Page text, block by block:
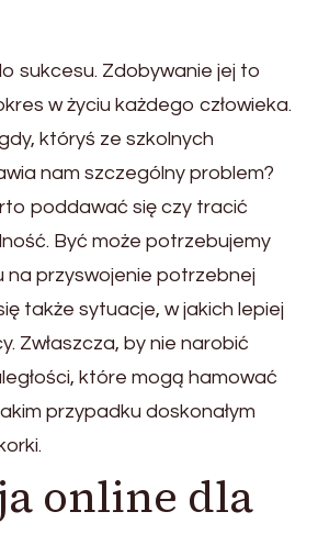
sukcesu. Zdobywanie jej to
w życiu każdego człowieka.
któryś ze szkolnych
nam szczególny problem?
poddawać się czy tracić
Być może potrzebujemy
na przyswojenie potrzebnej
także sytuacje, w jakich lepiej
Zwłaszcza, by nie narobić
które mogą hamować
przypadku doskonałym
online dla